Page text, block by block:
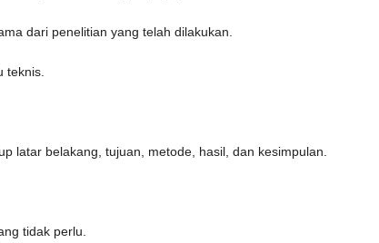
dari penelitian yang telah dilakukan.
teknis.
latar belakang, tujuan, metode, hasil, dan kesimpulan.
tidak perlu.